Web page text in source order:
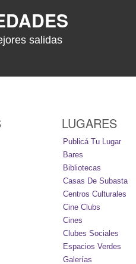
salidas
LUGARES
Publicá Tu Lugar
Bares
Bibliotecas
Casas De Subasta
Centros Culturales
Cine Clubs
Cines
Clubes Sociales
Espacios Verdes
Galerías